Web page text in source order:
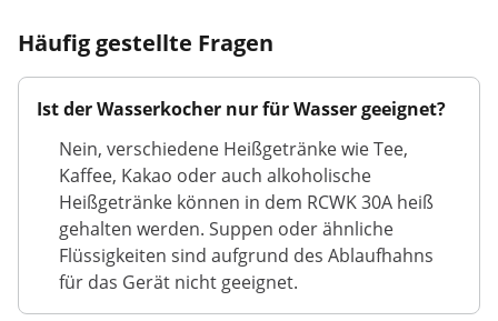
Häufig gestellte Fragen
Ist der Wasserkocher nur für Wasser geeignet?
Nein, verschiedene Heißgetränke wie Tee,
Kaffee, Kakao oder auch alkoholische
Heißgetränke können in dem RCWK 30A heiß
gehalten werden. Suppen oder ähnliche
Flüssigkeiten sind aufgrund des Ablaufhahns
für das Gerät nicht geeignet.